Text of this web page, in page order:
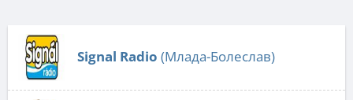
Signal Radio (Млада-Болеслав)